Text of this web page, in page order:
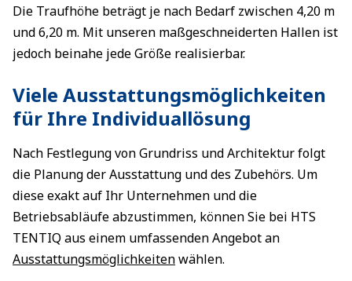
Die Traufhöhe beträgt je nach Bedarf zwischen 4,20 m
und 6,20 m. Mit unseren maßgeschneiderten Hallen ist
jedoch beinahe jede Größe realisierbar.
Viele Ausstattungsmöglichkeiten
für Ihre Individuallösung
Nach Festlegung von Grundriss und Architektur folgt
die Planung der Ausstattung und des Zubehörs. Um
diese exakt auf Ihr Unternehmen und die
Betriebsabläufe abzustimmen, können Sie bei HTS
TENTIQ aus einem umfassenden Angebot an
Ausstattungsmöglichkeitenwählen.